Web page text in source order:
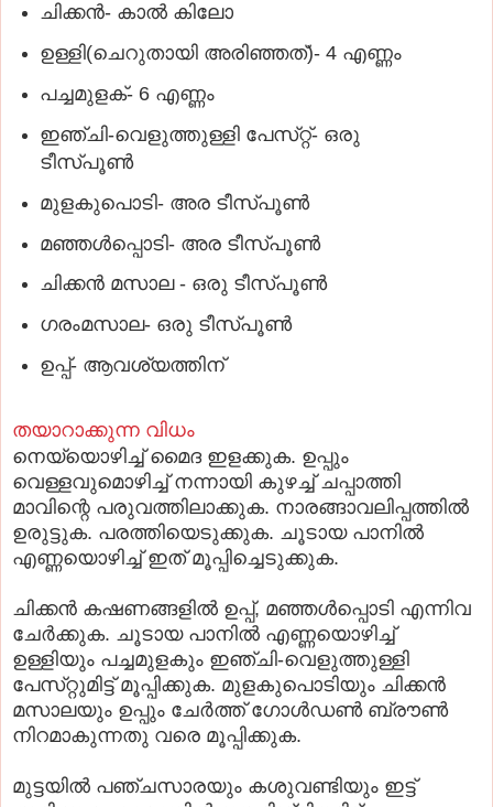
ചിക്കന്‍- കാല്‍ കിലോ
ഉള്ളി(ചെറുതായി അരിഞ്ഞത്‌)- 4 എണ്ണം
പച്ചമുളക്‌- 6 എണ്ണം
ഇഞ്ചി-വെളുത്തുള്ളി പേസ്‌റ്റ്- ഒരു
ടീസ്‌പൂണ്‍
മുളകുപൊടി- അര ടീസ്‌പൂണ്‍
മഞ്ഞള്‍പ്പൊടി- അര ടീസ്‌പൂണ്‍
ചിക്കന്‍ മസാല - ഒരു ടീസ്‌പൂണ്‍
ഗരംമസാല- ഒരു ടീസ്‌പൂണ്‍
ഉപ്പ്‌- ആവശ്യത്തിന്‌
തയാറാക്കുന്ന വിധം
നെയ്യൊഴിച്ച്‌ മൈദ ഇളക്കുക. ഉപ്പും
വെള്ളവുമൊഴിച്ച്‌ നന്നായി കുഴച്ച്‌ ചപ്പാത്തി
മാവിന്റെ പരുവത്തിലാക്കുക. നാരങ്ങാവലിപ്പത്തില്‍
ഉരുട്ടുക. പരത്തിയെടുക്കുക. ചൂടായ പാനില്‍
എണ്ണയൊഴിച്ച്‌ ഇത്‌ മൂപ്പിച്ചെടുക്കുക.
ചിക്കന്‍ കഷണങ്ങളില്‍ ഉപ്പ്‌, മഞ്ഞള്‍പ്പൊടി എന്നിവ
ചേര്‍ക്കുക. ചൂടായ പാനില്‍ എണ്ണയൊഴിച്ച്‌
ഉള്ളിയും പച്ചമുളകും ഇഞ്ചി-വെളുത്തുള്ളി
പേസ്‌റ്റുമിട്ട്‌ മൂപ്പിക്കുക. മുളകുപൊടിയും ചിക്കന്‍
മസാലയും ഉപ്പും ചേര്‍ത്ത്‌ ഗോള്‍ഡണ്‍ ബ്രൗണ്‍
നിറമാകുന്നതു വരെ മൂപ്പിക്കുക.
മുട്ടയില്‍ പഞ്ചസാരയും കശുവണ്ടിയും ഇട്ട്‌